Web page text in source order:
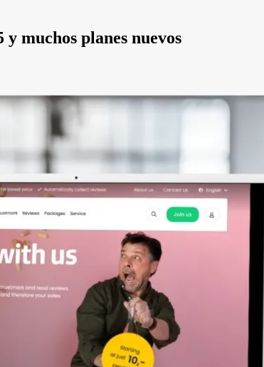
muchos planes nuevos